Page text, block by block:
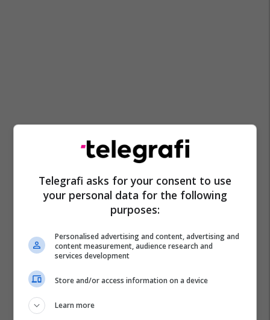
Telegrafi asks for your consent to use
your personal data for the following
purposes:
Personalised advertising and content, advertising and
content measurement, audience research and
services development
Store and/or access information on a device
Learn more